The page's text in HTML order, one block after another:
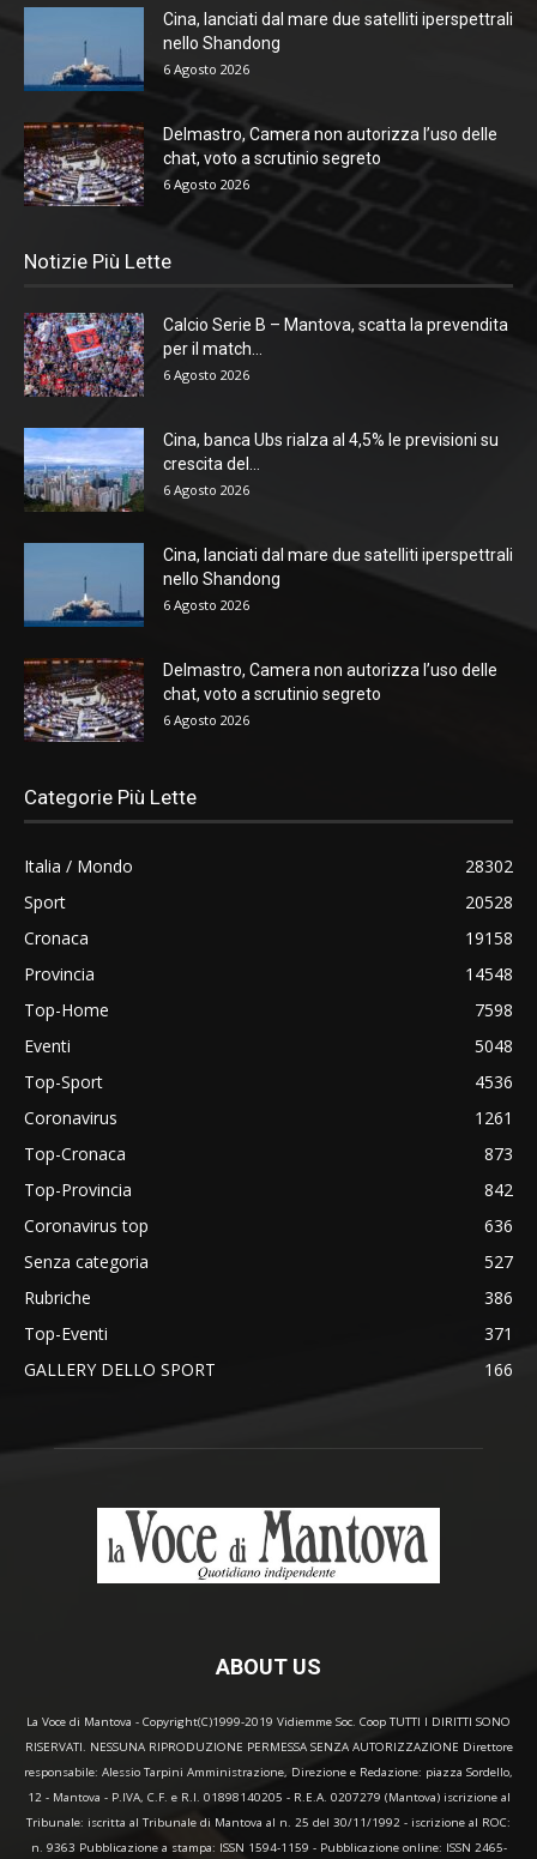
Cina, lanciati dal mare due satelliti iperspettrali
nello Shandong
6 Agosto 2026
Delmastro, Camera non autorizza l’uso delle
chat, voto a scrutinio segreto
6 Agosto 2026
Notizie Più Lette
Calcio Serie B – Mantova, scatta la prevendita
per il match...
6 Agosto 2026
Cina, banca Ubs rialza al 4,5% le previsioni su
crescita del...
6 Agosto 2026
Cina, lanciati dal mare due satelliti iperspettrali
nello Shandong
6 Agosto 2026
Delmastro, Camera non autorizza l’uso delle
chat, voto a scrutinio segreto
6 Agosto 2026
Categorie Più Lette
Italia / Mondo
28302
Sport
20528
Cronaca
19158
Provincia
14548
Top-Home
7598
Eventi
5048
Top-Sport
4536
Coronavirus
1261
Top-Cronaca
873
Top-Provincia
842
Coronavirus top
636
Senza categoria
527
Rubriche
386
Top-Eventi
371
GALLERY DELLO SPORT
166
ABOUT US
La Voce di Mantova - Copyright(C)1999-2019 Vidiemme Soc. Coop TUTTI I DIRITTI SONO
RISERVATI. NESSUNA RIPRODUZIONE PERMESSA SENZA AUTORIZZAZIONE Direttore
responsabile: Alessio Tarpini Amministrazione, Direzione e Redazione: piazza Sordello,
12 - Mantova - P.IVA, C.F. e R.I. 01898140205 - R.E.A. 0207279 (Mantova) iscrizione al
Tribunale: iscritta al Tribunale di Mantova al n. 25 del 30/11/1992 - iscrizione al ROC:
n. 9363 Pubblicazione a stampa: ISSN 1594-1159 - Pubblicazione online: ISSN 2465-